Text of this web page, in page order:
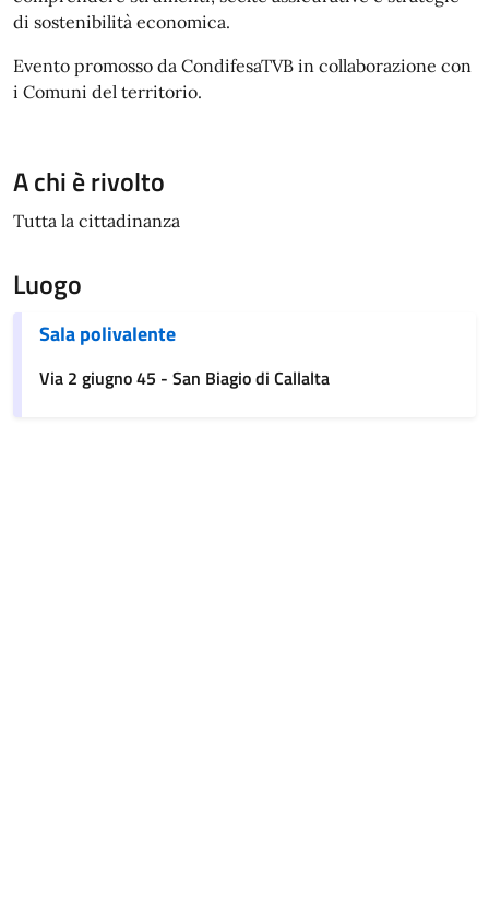
di sostenibilità economica.
Evento promosso da CondifesaTVB in collaborazione con
i Comuni del territorio.
A chi è rivolto
Tutta la cittadinanza
Luogo
Sala polivalente
Via 2 giugno 45 - San Biagio di Callalta